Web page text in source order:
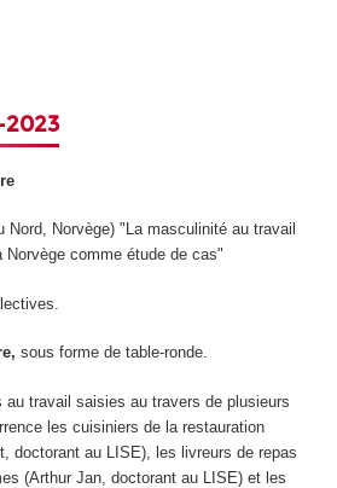
Nord, Norvège) "La masculinité au travail
comme étude de cas"
sous forme de table-ronde.
travail saisies au travers de plusieurs
les cuisiniers de la restauration
doctorant au LISE), les livreurs de repas
(Arthur Jan, doctorant au LISE) et les